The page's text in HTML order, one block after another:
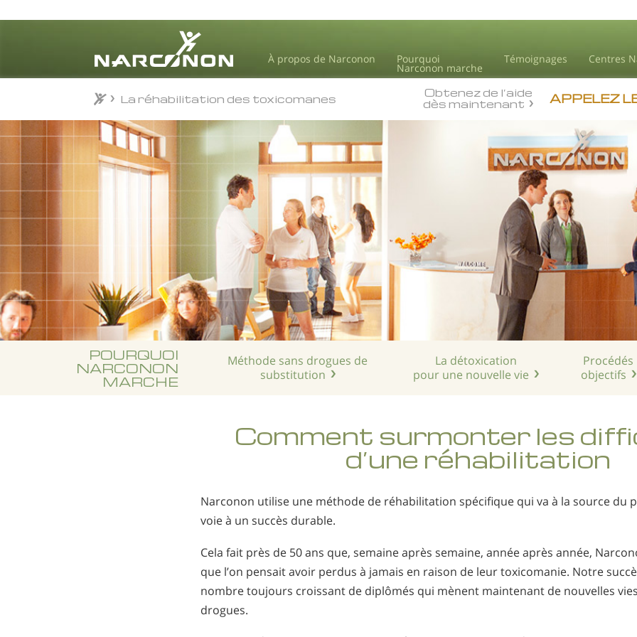
À propos de Narconon Pourquoi
Narconon marche
Témoignages Centres
⨯ APPELEZ
Obtenez de l’aide
dès maintenant
La réhabilitation des toxicomanes
POURQUOI
NARCONON
MARCHE
Méthode sans drogues de
substitution
La détoxication
pour une nouvelle vie
Procédés
objectifs
Comment surmonter les
d’une réhabilitation
Narconon utilise une méthode de réhabilitation spécifique qui va à la source du
voie à un succès durable.
Cela fait près de 50 ans que, semaine après semaine, année après année,
que l’on pensait avoir perdus à jamais en raison de leur toxicomanie. Notre
nombre toujours croissant de diplômés qui mènent maintenant de nouvelles
drogues.